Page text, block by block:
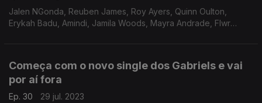
Jalen NGonda, Reuben James, Roy Ayers, Quinn Oulton,
Erykah Badu, Amindi, Jamila Woods, Mayra Andrade, Flwr
Começa com o novo single dos Gabriels e vai
por aí fora
Ep. 30
29 jul. 2023